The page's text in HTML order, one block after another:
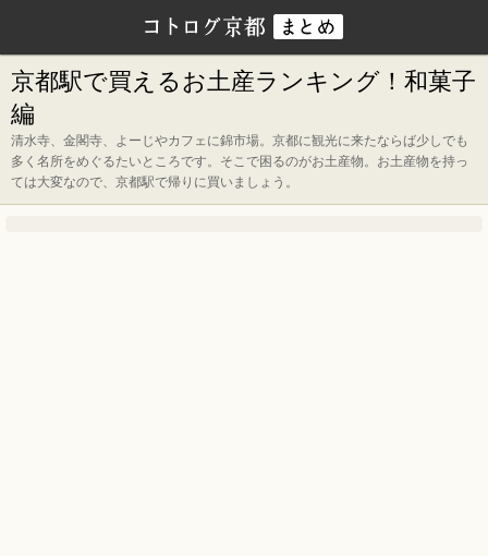
京都駅で買えるお土産ランキング！和菓子
編
清水寺、金閣寺、よーじやカフェに錦市場。京都に観光に来たならば少しでも
多く名所をめぐるたいところです。そこで困るのがお土産物。お土産物を持っ
ては大変なので、京都駅で帰りに買いましょう。